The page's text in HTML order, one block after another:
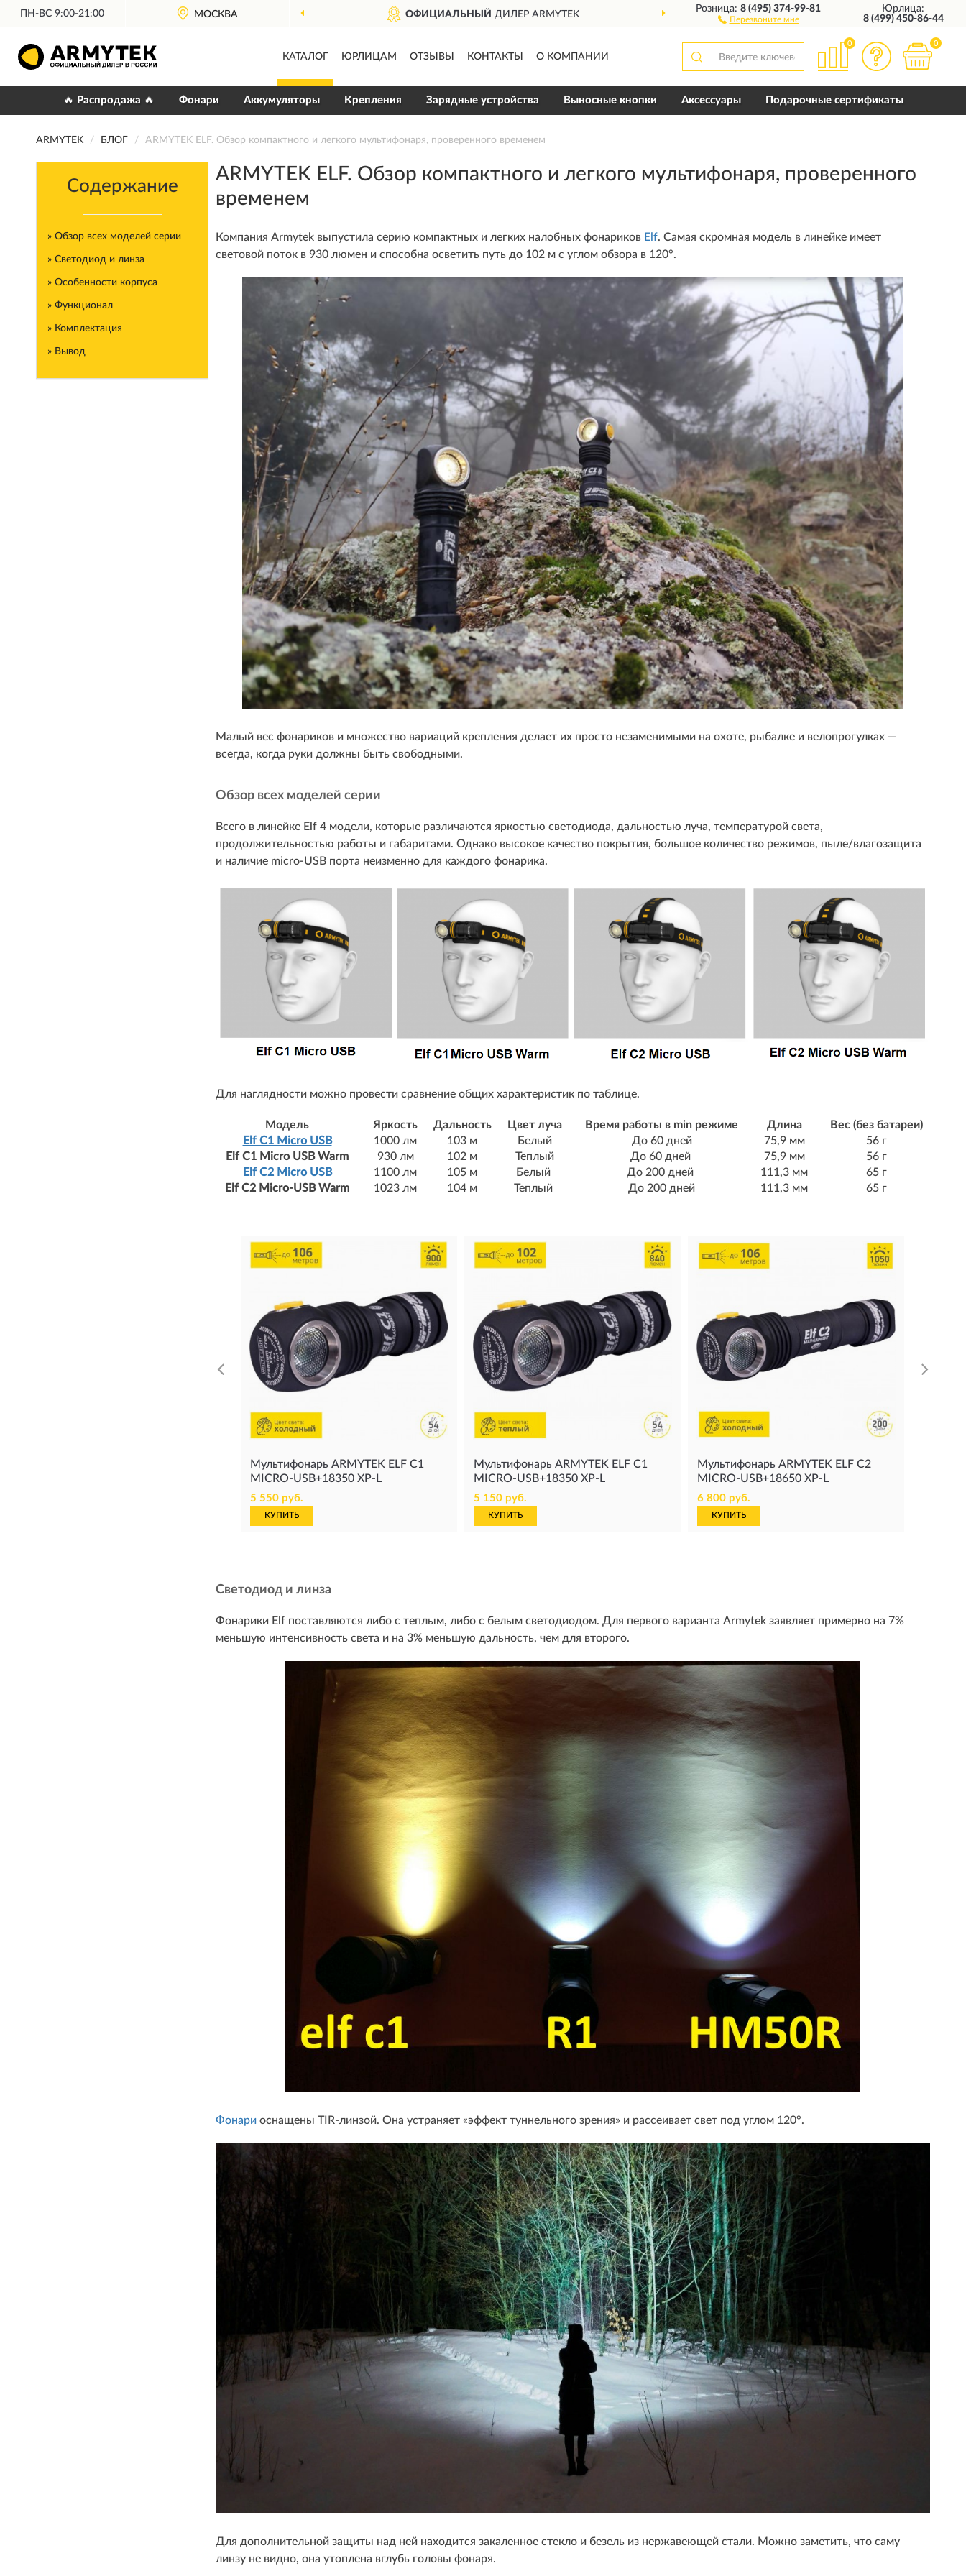
ПН-ВС 9:00-21:00 МОСКВА
ОФИЦИАЛЬНЫЙ ДИЛЕР ARMYTEK ДОСТАВИМ ПО ВСЕЙ РОССИИ ГАРАНТИЯ
Розница:8 (495) 374-99-81
Перезвоните мне
Юрлица:
8 (499) 450-86-44
КАТАЛОГ ЮРЛИЦАМ ОТЗЫВЫ КОНТАКТЫ О КОМПАНИИ
0 0
🔥 Распродажа 🔥 Фонари Аккумуляторы Крепления Зарядные устройства Выносные кнопки Аксессуары Подарочные сертификаты
ARMYTEK БЛОГ ARMYTEK ELF. Обзор компактного и легкого мультифонаря, проверенного временем
Содержание
» Обзор всех моделей серии
» Светодиод и линза
» Особенности корпуса
» Функционал
» Комплектация
» Вывод
ARMYTEK ELF. Обзор компактного и легкого мультифонаря, проверенного
временем
Компания Armytek выпустила серию компактных и легких налобных фонариков Elf. Самая скромная модель в линейке имеет
световой поток в 930 люмен и способна осветить путь до 102 м с углом обзора в 120°.
Малый вес фонариков и множество вариаций крепления делает их просто незаменимыми на охоте, рыбалке и велопрогулках —
всегда, когда руки должны быть свободными.
Обзор всех моделей серии
Всего в линейке Elf 4 модели, которые различаются яркостью светодиода, дальностью луча, температурой света,
продолжительностью работы и габаритами. Однако высокое качество покрытия, большое количество режимов, пыле/влагозащита
и наличие micro-USB порта неизменно для каждого фонарика.
Для наглядности можно провести сравнение общих характеристик по таблице.
Модель Яркость Дальность Цвет луча Время работы в min режиме Длина
Вес (без батареи)
Elf C1 Micro USB
1000 лм 103 м Белый До 60 дней 75,9 мм
56 г
Elf C1 Micro USB Warm
930 лм 102 м Теплый До 60 дней 75,9 мм
56 г
Elf C2 Micro USB
1100 лм 105 м Белый До 200 дней 111,3 мм
65 г
Elf C2 Micro-USB Warm
1023 лм 104 м Теплый До 200 дней 111,3 мм 65 г
Мультифонарь ARMYTEK ELF C1
MICRO-USB+18350 XP-L
5 550 руб.
КУПИТЬ
Мультифонарь ARMYTEK ELF C1
MICRO-USB+18350 XP-L
5 150 руб.
КУПИТЬ
Мультифонарь ARMYTEK ELF C2
MICRO-USB+18650 XP-L
6 800 руб.
КУПИТЬ
Светодиод и линза
Фонарики Elf поставляются либо с теплым, либо с белым светодиодом. Для первого варианта Armytek заявляет примерно на 7%
меньшую интенсивность света и на 3% меньшую дальность, чем для второго.
Фонари оснащены TIR-линзой. Она устраняет «эффект туннельного зрения» и рассеивает свет под углом 120°.
Для дополнительной защиты над ней находится закаленное стекло и безель из нержавеющей стали. Можно заметить, что саму
линзу не видно, она утоплена вглубь головы фонаря.